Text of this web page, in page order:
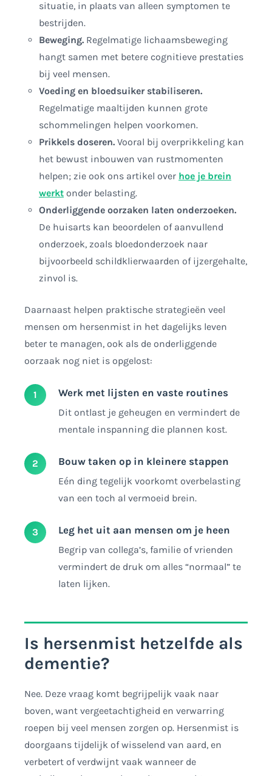
situatie, in plaats van alleen symptomen te
bestrijden.
Beweging. Regelmatige lichaamsbeweging
hangt samen met betere cognitieve prestaties
bij veel mensen.
Voeding en bloedsuiker stabiliseren.
Regelmatige maaltijden kunnen grote
schommelingen helpen voorkomen.
Prikkels doseren. Vooral bij overprikkeling kan
het bewust inbouwen van rustmomenten
helpen; zie ook ons artikel over hoe je brein
werkt onder belasting.
Onderliggende oorzaken laten onderzoeken.
De huisarts kan beoordelen of aanvullend
onderzoek, zoals bloedonderzoek naar
bijvoorbeeld schildklierwaarden of ijzergehalte,
zinvol is.
Daarnaast helpen praktische strategieën veel
mensen om hersenmist in het dagelijks leven
beter te managen, ook als de onderliggende
oorzaak nog niet is opgelost:
Werk met lijsten en vaste routines
Dit ontlast je geheugen en vermindert de
mentale inspanning die plannen kost.
Bouw taken op in kleinere stappen
Eén ding tegelijk voorkomt overbelasting
van een toch al vermoeid brein.
Leg het uit aan mensen om je heen
Begrip van collega’s, familie of vrienden
vermindert de druk om alles “normaal” te
laten lijken.
Is hersenmist hetzelfde als
dementie?
Nee. Deze vraag komt begrijpelijk vaak naar
boven, want vergeetachtigheid en verwarring
roepen bij veel mensen zorgen op. Hersenmist is
doorgaans tijdelijk of wisselend van aard, en
verbetert of verdwijnt vaak wanneer de